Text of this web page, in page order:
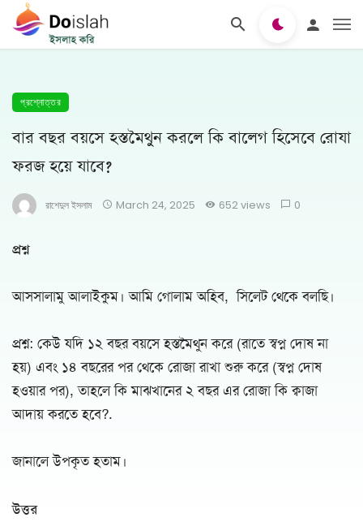
প্রশ্নোত্তর
বার বছর বয়সে হস্তমৈথুন করলে কি বালেগ হিসেবে রোযা
ফরজ হয়ে যাবে?
রাশেদুল ইসলাম March 24, 2025 652 views 0
প্রশ্ন
আসসালামু আলাইকুম। আমি গোলাম অহিব, সিলেট থেকে বলছি।
প্রশ্ন: কেউ যদি ১২ বছর বয়সে হস্তমৈথুন করে (রাতে স্বপ্ন দোষ না
হয়) এবং ১৪ বছরের পর থেকে রোজা রাখা শুরু করে (স্বপ্ন দোষ
হওয়ার পর), তাহলে কি মাঝখানের ২ বছর এর রোজা কি ক্বাজা
আদায় করতে হবে?.
জানালে উপকৃত হতাম।
উত্তর